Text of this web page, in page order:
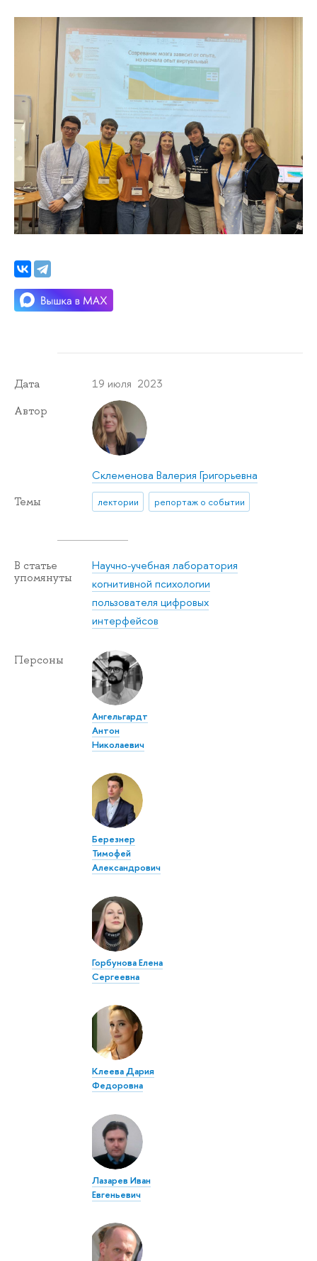
Дата 19 июля 2023
Автор
Склеменова Валерия Григорьевна
Темы лектории репортаж о событии
В статье
упомянуты
Научно-учебная лаборатория
когнитивной психологии
пользователя цифровых
интерфейсов
Персоны
Ангельгардт
Антон
Николаевич
Березнер
Тимофей
Александрович
Горбунова Елена
Сергеевна
Клеева Дария
Федоровна
Лазарев Иван
Евгеньевич